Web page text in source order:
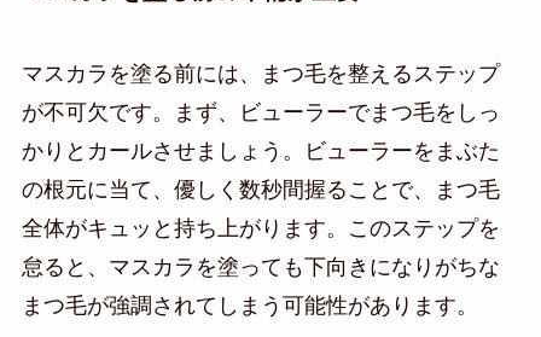
マスカラを塗る前には、まつ毛を整えるステップ
が不可欠です。まず、ビューラーでまつ毛をしっ
かりとカールさせましょう。ビューラーをまぶた
の根元に当て、優しく数秒間握ることで、まつ毛
全体がキュッと持ち上がります。このステップを
怠ると、マスカラを塗っても下向きになりがちな
まつ毛が強調されてしまう可能性があります。